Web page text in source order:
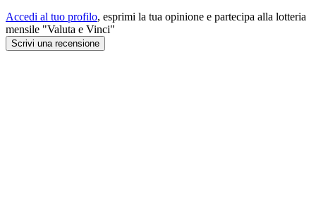
Accedi al tuo profilo, esprimi la tua opinione e partecipa alla lotteria
mensile "Valuta e Vinci"
Scrivi una recensione